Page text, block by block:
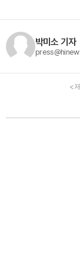
박미소 기자
<